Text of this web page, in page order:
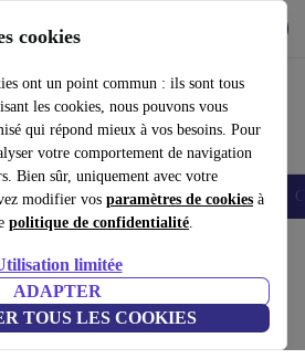
cookies
ont un point commun : ils sont tous
les cookies, nous pouvons vous
qui répond mieux à vos besoins. Pour
votre comportement de navigation
Bien sûr, uniquement avec votre
modifier vos paramètres de cookies à
politique de confidentialité.
limitée
ADAPTER
TOUS LES COOKIES
et facilement
Montres connectées Accessoires